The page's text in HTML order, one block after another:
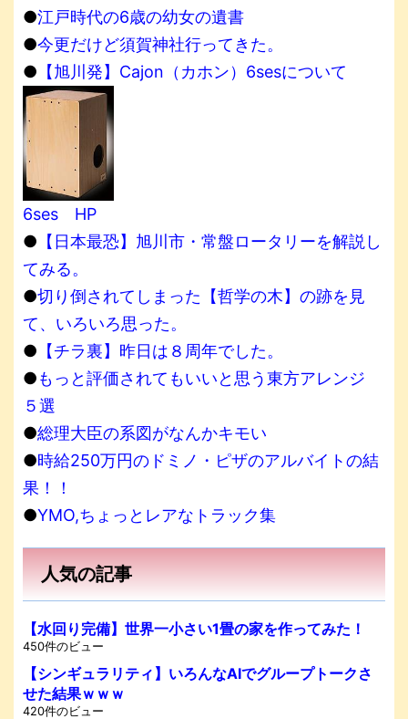
●江戸時代の6歳の幼女の遺書
●今更だけど須賀神社行ってきた。
● 【旭川発】Cajon（カホン）6sesについて
6ses HP
● 【日本最恐】旭川市・常盤ロータリーを解説し
てみる。
●切り倒されてしまった【哲学の木】の跡を見
て、いろいろ思った。
● 【チラ裏】昨日は８周年でした。
●もっと評価されてもいいと思う東方アレンジ
５選
●総理大臣の系図がなんかキモい
●時給250万円のドミノ・ピザのアルバイトの結
果！！
●YMO,ちょっとレアなトラック集
人気の記事
【水回り完備】世界一小さい1畳の家を作ってみた！
450件のビュー
【シンギュラリティ】いろんなAIでグループトークさ
せた結果ｗｗｗ
420件のビュー